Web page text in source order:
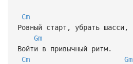
Cm
Ровный старт, убрать шасси,
Gm
Войти в привычный ритм.
Cm
Gm